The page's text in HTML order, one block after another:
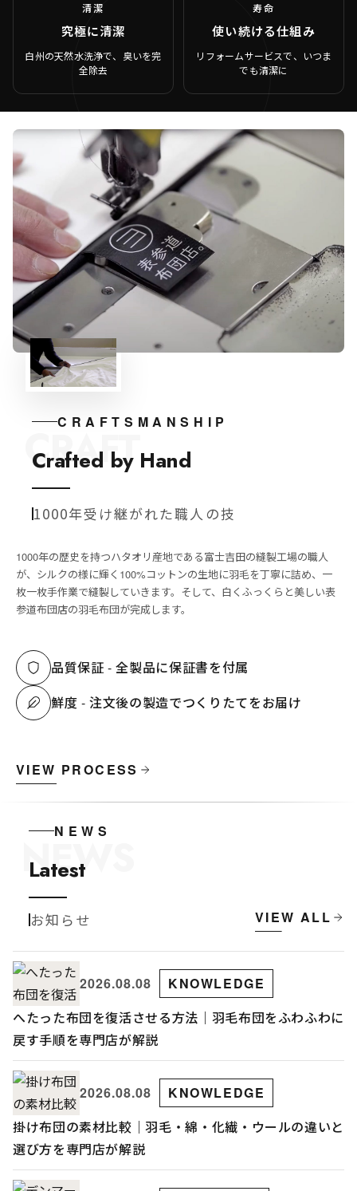
清潔
究極に清潔
白州の天然水洗浄で、臭いを完
全除去
寿命
使い続ける仕組み
リフォームサービスで、いつま
でも清潔に
CRAFTSMANSHIP
CRAFT
Crafted by Hand
1000年受け継がれた職人の技
1000年の歴史を持つハタオリ産地である富士吉田の縫製工場の職人
が、シルクの様に輝く100%コットンの生地に羽毛を丁寧に詰め、一
枚一枚手作業で縫製していきます。そして、白くふっくらと美しい表
参道布団店の羽毛布団が完成します。
品質保証 - 全製品に保証書を付属
鮮度 - 注文後の製造でつくりたてをお届け
VIEW PROCESS
NEWS
NEWS
Latest
お知らせ VIEW ALL
2026.08.08 KNOWLEDGE
へたった布団を復活させる方法｜羽毛布団をふわふわに
戻す手順を専門店が解説
2026.08.08 KNOWLEDGE
掛け布団の素材比較｜羽毛・綿・化繊・ウールの違いと
選び方を専門店が解説